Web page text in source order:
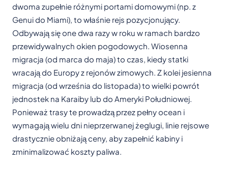
dwoma zupełnie różnymi portami domowymi (np. z
Genui do Miami), to właśnie rejs pozycjonujący.
Odbywają się one dwa razy w roku w ramach bardzo
przewidywalnych okien pogodowych. Wiosenna
migracja (od marca do maja) to czas, kiedy statki
wracają do Europy z rejonów zimowych. Z kolei jesienna
migracja (od września do listopada) to wielki powrót
jednostek na Karaiby lub do Ameryki Południowej.
Ponieważ trasy te prowadzą przez pełny ocean i
wymagają wielu dni nieprzerwanej żeglugi, linie rejsowe
drastycznie obniżają ceny, aby zapełnić kabiny i
zminimalizować koszty paliwa.